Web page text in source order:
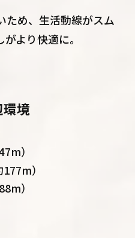
ため、生活動線がスム
より快適に。
環境
）
）
）